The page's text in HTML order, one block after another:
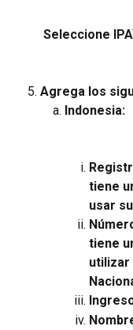
Seleccione
Agrega los
Indonesia:
tiene
usar
tiene
utilizar